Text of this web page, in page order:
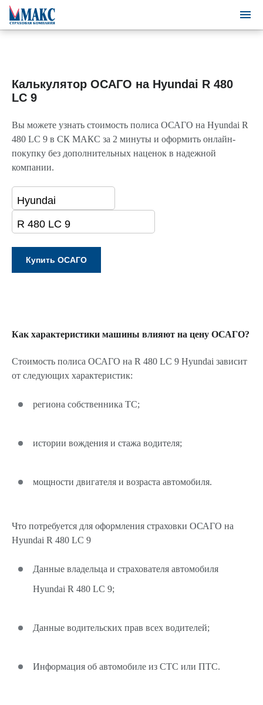
Калькулятор ОСАГО на Hyundai R 480
LC 9
Вы можете узнать стоимость полиса ОСАГО на Hyundai R
480 LC 9 в СК МАКС за 2 минуты и оформить онлайн-
покупку без дополнительных наценок в надежной
компании.
Как характеристики машины влияют на цену ОСАГО?
Стоимость полиса ОСАГО на R 480 LC 9 Hyundai зависит
от следующих характеристик:
региона собственника ТС;
истории вождения и стажа водителя;
мощности двигателя и возраста автомобиля.
Что потребуется для оформления страховки ОСАГО на
Hyundai R 480 LC 9
Данные владельца и страхователя автомобиля
Hyundai R 480 LC 9;
Данные водительских прав всех водителей;
Информация об автомобиле из СТС или ПТС.